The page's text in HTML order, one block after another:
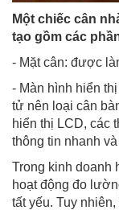
Một chiếc cân
tạo gồm các
- Mặt cân: được
- Màn hình hiển
tử nên loại cân
hiển thị LCD, các
thông tin nhanh
Trong kinh doanh
hoạt động đo
tất yếu. Tuy